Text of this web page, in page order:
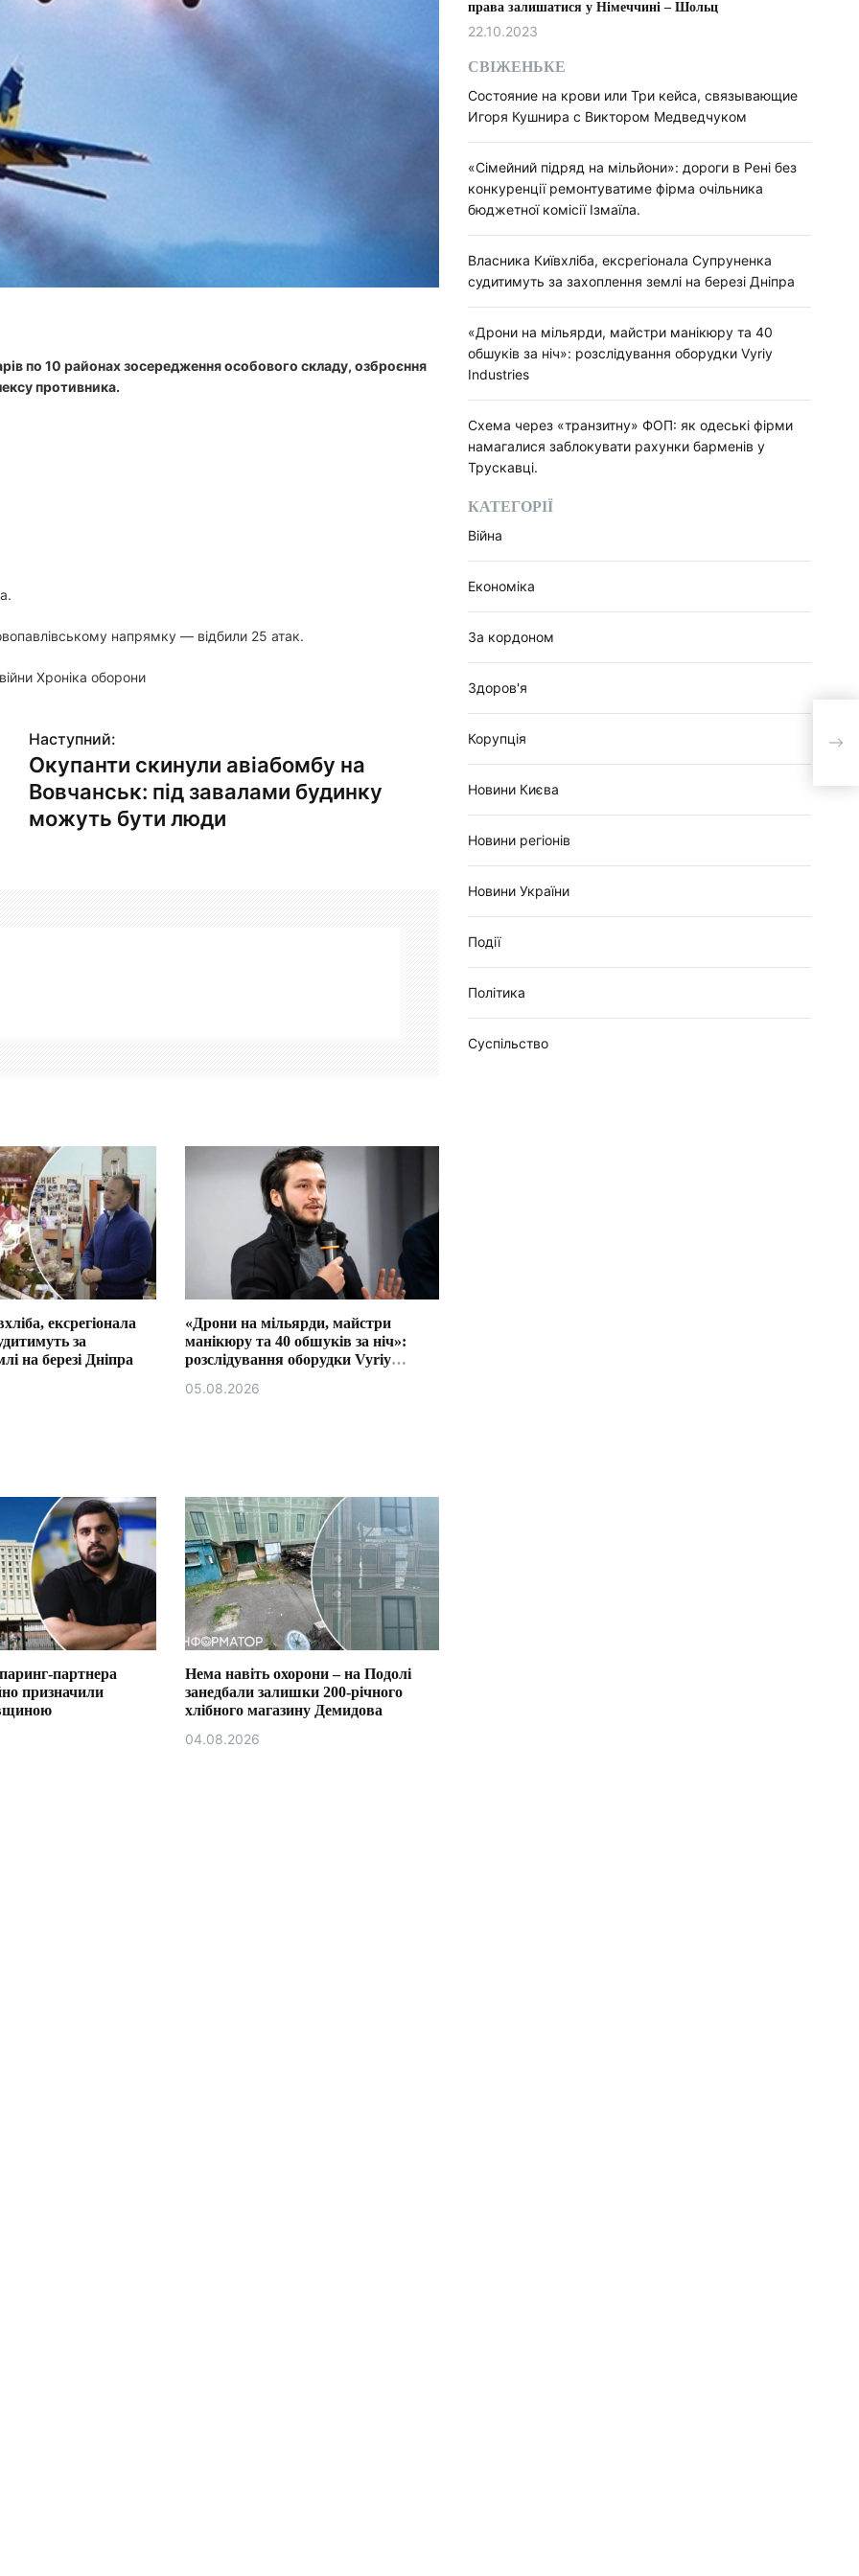
по 10 районах зосередження особового складу, озброєння
противника.
напрямку — відбили 25 атак.
Хроніка оборони
Наступний:
Окупанти скинули авіабомбу на
Вовчанськ: під завалами будинку
можуть бути люди
ексрегіонала
за
на березі Дніпра
«Дрони на мільярди, майстри
манікюру та 40 обшуків за ніч»:
розслідування оборудки Vyriy
05.08.2026
партнера
призначили
Нема навіть охорони – на Подолі
занедбали залишки 200-річного
хлібного магазину Демидова
04.08.2026
права залишатися у Німеччині – Шольц
22.10.2023
СВІЖЕНЬКЕ
Состояние на крови или Три кейса, связывающие
Игоря Кушнира с Виктором Медведчуком
«Сімейний підряд на мільйони»: дороги в Рені без
конкуренції ремонтуватиме фірма очільника
бюджетної комісії Ізмаїла.
Власника Київхліба, ексрегіонала Супруненка
судитимуть за захоплення землі на березі Дніпра
«Дрони на мільярди, майстри манікюру та 40
обшуків за ніч»: розслідування оборудки Vyriy
Industries
Схема через «транзитну» ФОП: як одеські фірми
намагалися заблокувати рахунки барменів у
Трускавці.
КАТЕГОРІЇ
Війна
Економіка
За кордоном
Здоров'я
Корупція
Новини Києва
Новини регіонів
Новини України
Події
Політика
Суспільство